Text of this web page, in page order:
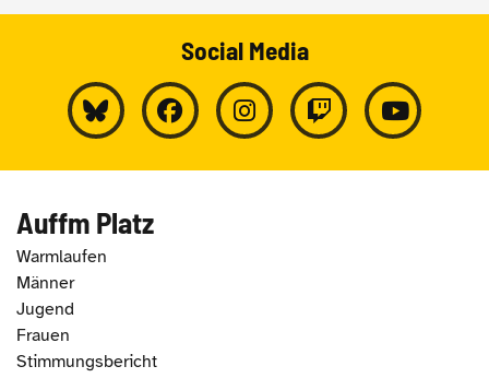
Social Media
Auffm Platz
Warmlaufen
Männer
Jugend
Frauen
Stimmungsbericht